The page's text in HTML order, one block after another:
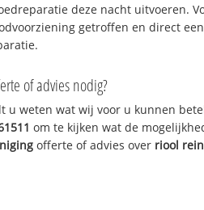
deze nacht uitvoeren.
getroffen en direct
of advies nodig?
u weten wat wij voor u kunnen
om te kijken wat de
offerte of advies over riool